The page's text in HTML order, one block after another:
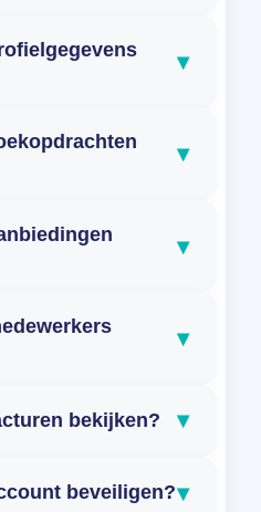
▾
▾
▾
▾
bekijken? ▾
beveiligen?▾